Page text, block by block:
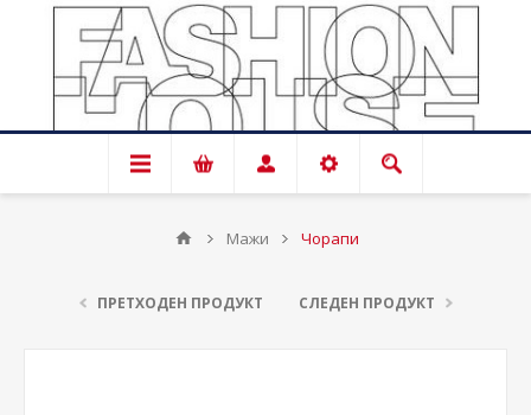
Мажи Чорапи
ПРЕТХОДЕН ПРОДУКТ СЛЕДЕН ПРОДУКТ